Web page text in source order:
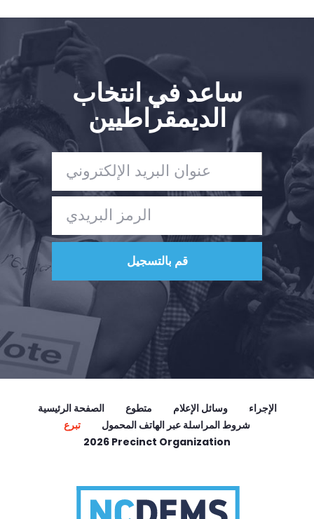
ساعد في انتخاب
الديمقراطيين
الصفحة الرئيسية متطوع وسائل الإعلام
الإجراء
تبرع
شروط المراسلة عبر الهاتف المحمول
2026 Precinct Organization